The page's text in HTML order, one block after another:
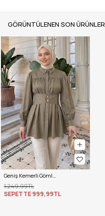
GÖRÜNTÜLENEN SON ÜRÜNLER
Geniş Kemerli Gömlek Y0134 - AÇIK HAKİ
1.249,99TL
SEPETTE999,99TL